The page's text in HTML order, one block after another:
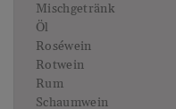
Mischgetränk
Öl
Roséwein
Rotwein
Rum
Schaumwein